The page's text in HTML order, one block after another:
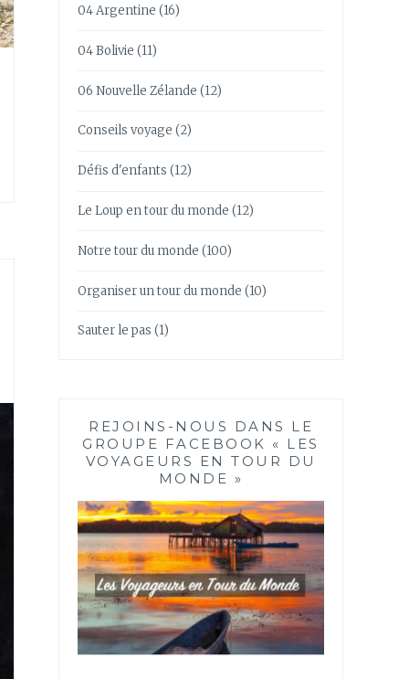
04 Argentine (16)
04 Bolivie (11)
06 Nouvelle Zélande (12)
Conseils voyage (2)
Défis d'enfants (12)
Le Loup en tour du monde (12)
Notre tour du monde (100)
Organiser un tour du monde (10)
Sauter le pas (1)
REJOINS-NOUS DANS LE
GROUPE FACEBOOK « LES
VOYAGEURS EN TOUR DU
MONDE »